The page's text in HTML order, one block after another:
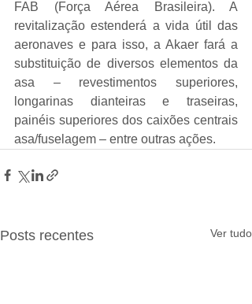
FAB (Força Aérea Brasileira). A
revitalização estenderá a vida útil das
aeronaves e para isso, a Akaer fará a
substituição de diversos elementos da
asa – revestimentos superiores,
longarinas dianteiras e traseiras,
painéis superiores dos caixões centrais
asa/fuselagem – entre outras ações.
Posts recentes Ver tudo